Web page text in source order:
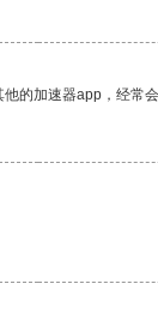
的加速器app，经常